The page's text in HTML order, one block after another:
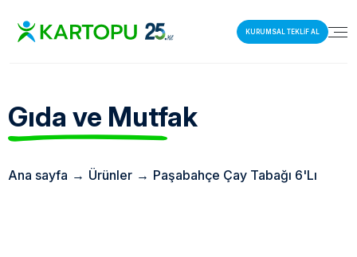
KURUMSAL TEKLİF AL
Gıda ve Mutfak
Ana sayfa → Ürünler → Paşabahçe Çay Tabağı 6'Lı